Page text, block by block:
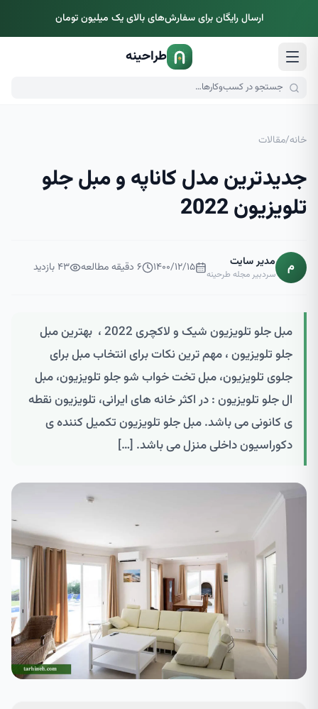
ارسال رایگان برای سفارش‌های بالای یک میلیون تومان
طراحینه
خانه/مقالات
جدیدترین مدل کاناپه و مبل جلو
تلویزیون 2022
م مدیر سایت
سردبیر مجله طرحینه ۱۴۰۰/۱۲/۱۵ ۶ دقیقه مطالعه ۴۳ بازدید
مبل جلو تلویزیون شیک و لاکچری 2022 ، بهترین مبل
جلو تلویزیون ، مهم ترین نکات برای انتخاب مبل برای
جلوی تلویزیون، مبل تخت خواب شو جلو تلویزیون، مبل
ال جلو تلویزیون : در اکثر خانه های ایرانی، تلویزیون نقطه
ی کانونی می باشد. مبل جلو تلویزیون تکمیل کننده ی
دکوراسیون داخلی منزل می باشد. […]